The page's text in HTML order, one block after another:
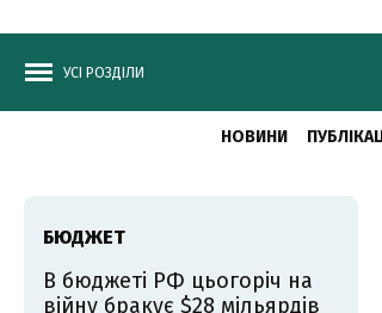
УСІ РОЗДІЛИ
НОВИНИ
БЮДЖЕТ
В бюджеті РФ цьогоріч на
війну бракує $28 мільярдів